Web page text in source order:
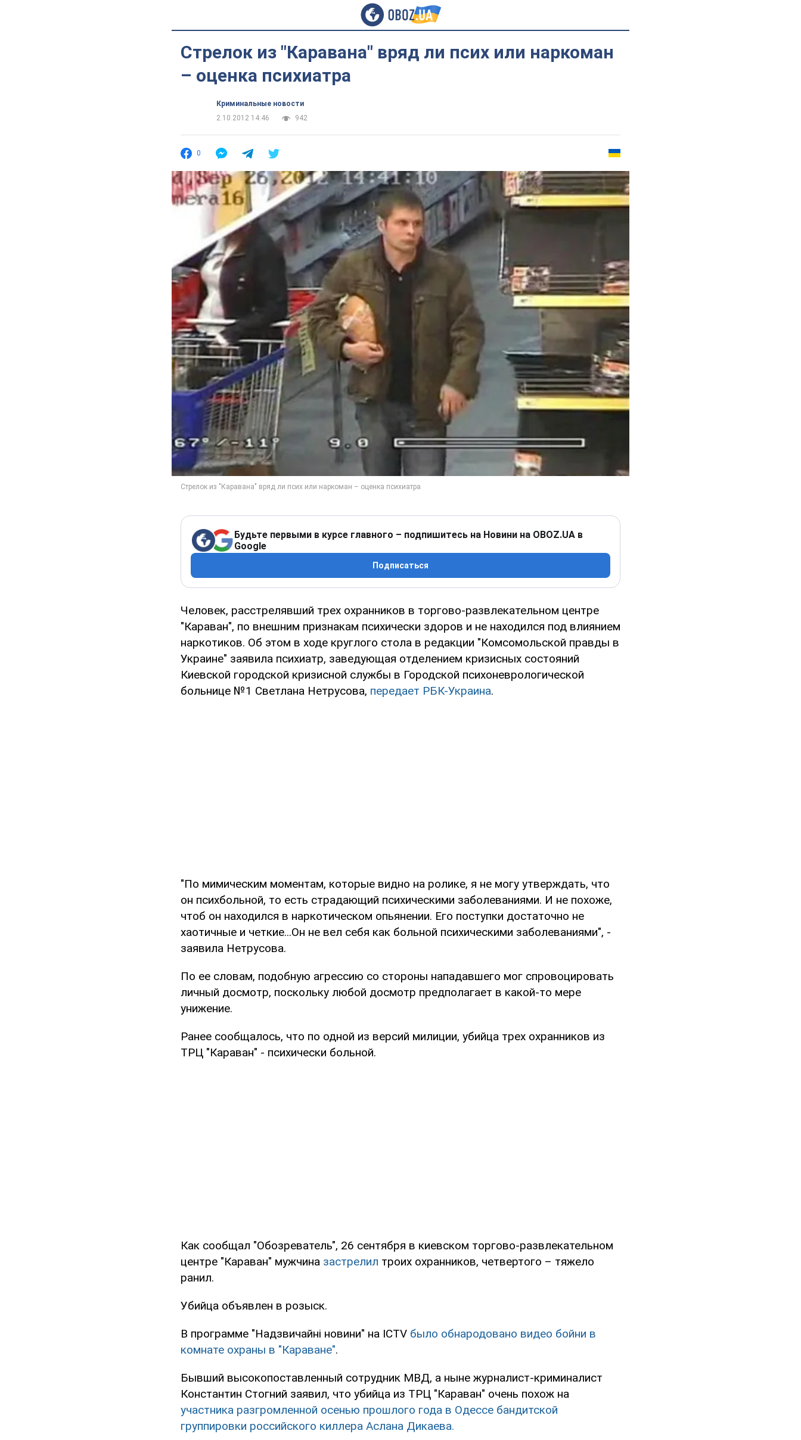
Стрелок из "Каравана" вряд ли псих или наркоман
– оценка психиатра
Криминальные новости
2.10.2012 14:46
942
0
Будьте первыми в курсе главного – подпишитесь на Новини на OBOZ.UA в
Google
Подписаться
Человек, расстрелявший трех охранников в торгово-развлекательном центре
"Караван", по внешним признакам психически здоров и не находился под влиянием
наркотиков. Об этом в ходе круглого стола в редакции "Комсомольской правды в
Украине" заявила психиатр, заведующая отделением кризисных состояний
Киевской городской кризисной службы в Городской психоневрологической
больнице №1 Светлана Нетрусова, передает РБК-Украина.
"По мимическим моментам, которые видно на ролике, я не могу утверждать, что
он психбольной, то есть страдающий психическими заболеваниями. И не похоже,
чтоб он находился в наркотическом опьянении. Его поступки достаточно не
хаотичные и четкие...Он не вел себя как больной психическими заболеваниями", -
заявила Нетрусова.
По ее словам, подобную агрессию со стороны нападавшего мог спровоцировать
личный досмотр, поскольку любой досмотр предполагает в какой-то мере
унижение.
Ранее сообщалось, что по одной из версий милиции, убийца трех охранников из
ТРЦ "Караван" - психически больной.
Как сообщал "Обозреватель", 26 сентября в киевском торгово-развлекательном
центре "Караван" мужчина застрелил троих охранников, четвертого – тяжело
ранил.
Убийца объявлен в розыск.
В программе "Надзвичайні новини" на ICTV было обнародовано видео бойни в
комнате охраны в "Караване".
Бывший высокопоставленный сотрудник МВД, а ныне журналист-криминалист
Константин Стогний заявил, что убийца из ТРЦ "Караван" очень похож на
участника разгромленной осенью прошлого года в Одессе бандитской
группировки российского киллера Аслана Дикаева.